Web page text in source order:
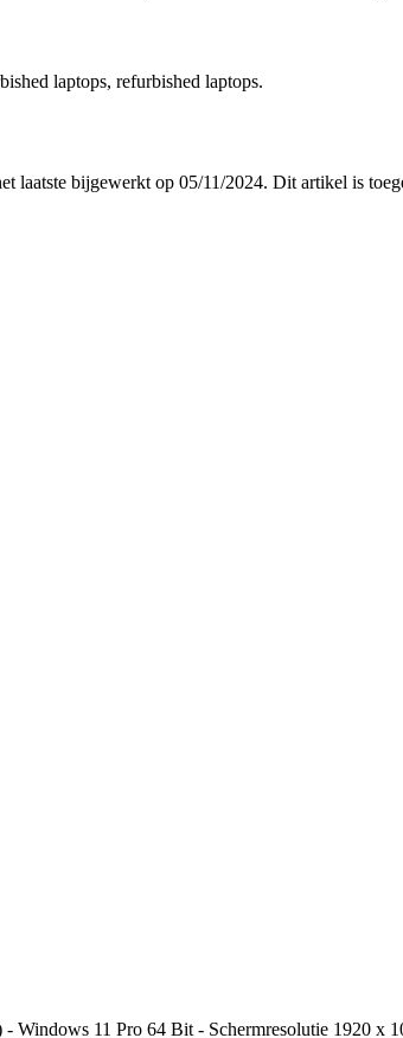
laptops, refurbished laptops.
laatste bijgewerkt op 05/11/2024. Dit artikel is
11 Pro 64 Bit - Schermresolutie 1920 x